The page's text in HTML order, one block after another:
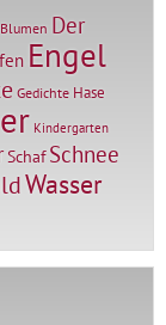
Blumen Der
Engel
Gedichte Hase
Kindergarten
Schaf Schnee
Wasser